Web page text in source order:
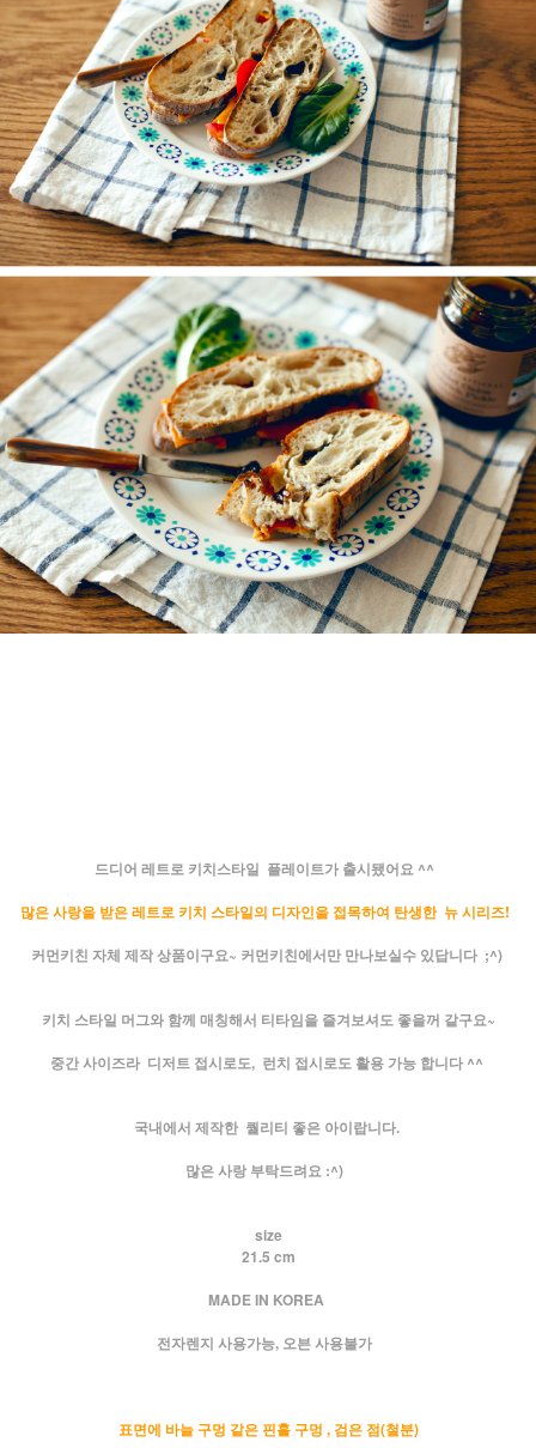
드디어 레트로 키치스타일 플레이트가 출시됐어요 ^^
많은 사랑을 받은 레트로 키치 스타일의 디자인을 접목하여 탄생한 뉴 시리즈!
커먼키친 자체 제작 상품이구요~ 커먼키친에서만 만나보실수 있답니다 ;^)
키치 스타일 머그와 함께 매칭해서 티타임을 즐겨보셔도 좋을꺼 같구요~
중간 사이즈라 디저트 접시로도, 런치 접시로도 활용 가능 합니다 ^^
국내에서 제작한 퀄리티 좋은 아이랍니다.
많은 사랑 부탁드려요 :^)
size
21.5 cm
MADE IN KOREA
전자렌지 사용가능, 오븐 사용불가
표면에 바늘 구멍 같은 핀홀 구멍 , 검은 점(철분)